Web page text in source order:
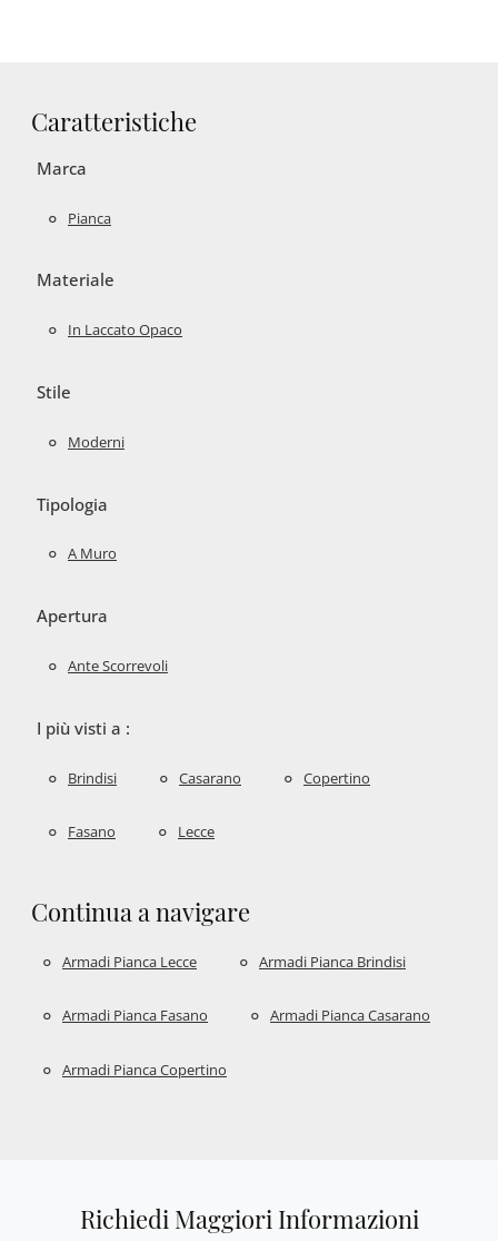
Caratteristiche
Marca
Pianca
Materiale
In Laccato Opaco
Stile
Moderni
Tipologia
A Muro
Apertura
Ante Scorrevoli
I più visti a :
Brindisi Casarano Copertino
Fasano Lecce
Continua a navigare
Armadi Pianca Lecce Armadi Pianca Brindisi
Armadi Pianca Fasano Armadi Pianca Casarano
Armadi Pianca Copertino
Richiedi Maggiori Informazioni